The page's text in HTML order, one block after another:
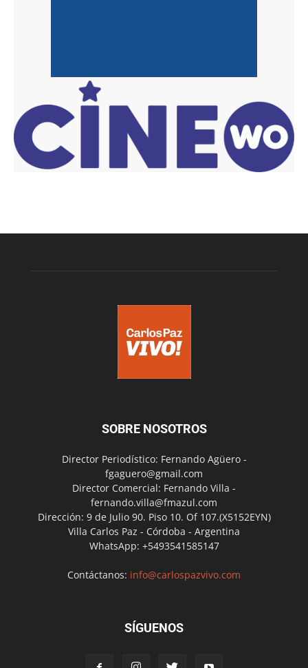
SOBRE NOSOTROS
Director Periodístico: Fernando Agüero -
fgaguero@gmail.com
Director Comercial: Fernando Villa -
fernando.villa@fmazul.com
Dirección: 9 de Julio 90. Piso 10. Of 107.(X5152EYN)
Villa Carlos Paz - Córdoba - Argentina
WhatsApp: +5493541585147
Contáctanos: info@carlospazvivo.com
SÍGUENOS